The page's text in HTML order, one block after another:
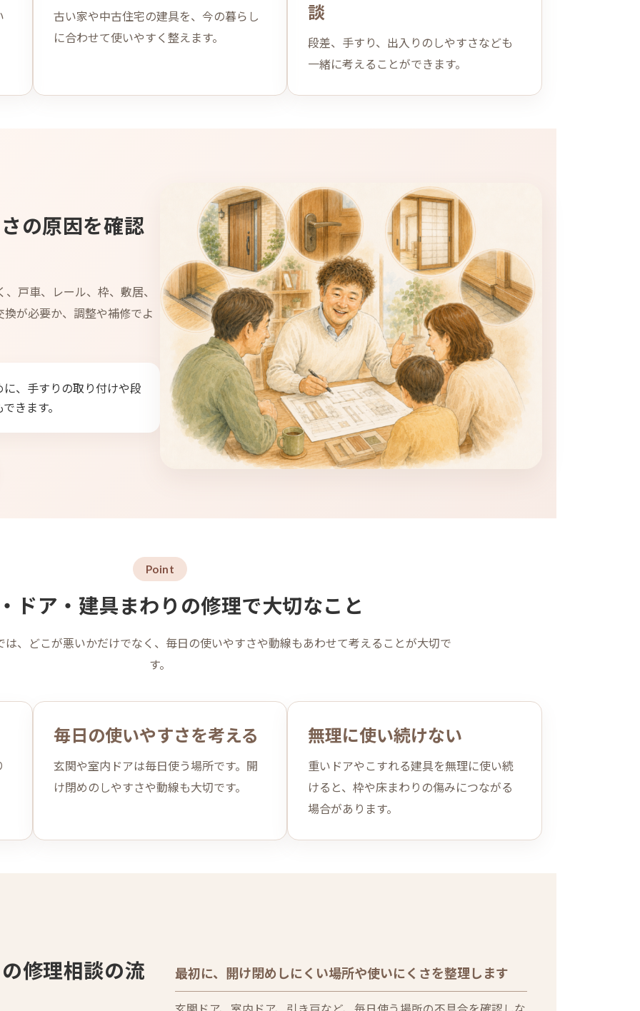
古い家や中古住宅の建具を、今の暮らし
に合わせて使いやすく整えます。
談
段差、手すり、出入りのしやすさなども
一緒に考えることができます。
の原因を確認
戸車、レール、枠、敷居、
が必要か、調整や補修でよ
、手すりの取り付けや段
きます。
Point
ドア・建具まわりの修理で大切なこと
は、どこが悪いかだけでなく、毎日の使いやすさや動線もあわせて考えることが大切で
す。
毎日の使いやすさを考える
玄関や室内ドアは毎日使う場所です。開
け閉めのしやすさや動線も大切です。
無理に使い続けない
重いドアやこすれる建具を無理に使い続
けると、枠や床まわりの傷みにつながる
場合があります。
修理相談の流 最初に、開け閉めしにくい場所や使いにくさを整理します